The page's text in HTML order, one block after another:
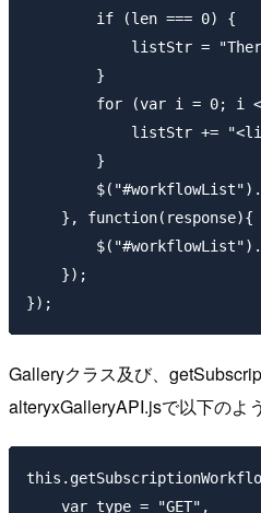
        if (len === 0) {
listStr =
        }
for (var i = 0; i
listStr +=
        }
    }, function(response){
    });
Galleryクラス及び、
alteryxGalleryAPI.jsで以下のよ
    var type = "GET",